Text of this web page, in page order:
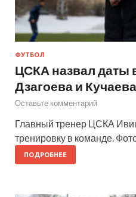
ФУТБОЛ
ЦСКА назвал даты
Дзагоева и
Оставьте комментарий
Главный тренер ЦСКА
тренировку в команде.
ПОДРОБНЕЕ